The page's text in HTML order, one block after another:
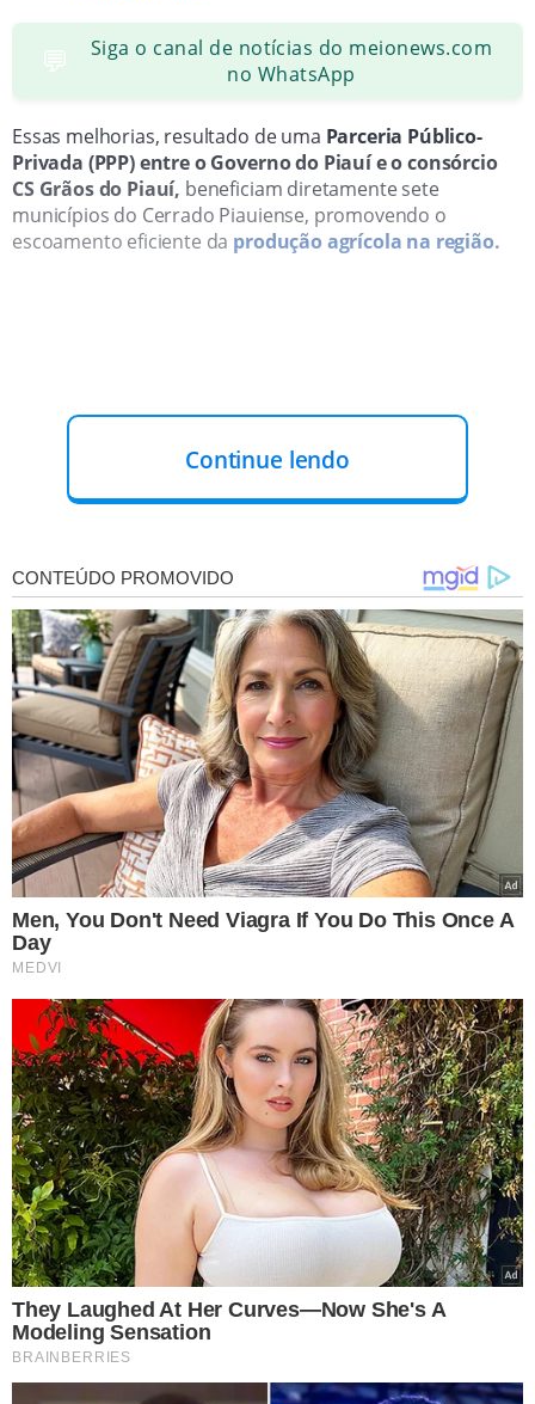
💬
Siga o canal de notícias do meionews.com
no WhatsApp
Essas melhorias, resultado de uma Parceria Público-
Privada (PPP) entre o Governo do Piauí e o consórcio
CS Grãos do Piauí, beneficiam diretamente sete
municípios do Cerrado Piauiense, promovendo o
escoamento eficiente da produção agrícola na região.
RODOVIA:A PPP Transcerrados, pioneira no Nordeste
do Brasil nesse formato, representou um investimento
total de R$ 650.049.692,73, abrangendo 276 km de
extensão. Dos trechos inaugurados, 144 km receberam
pavimentação asfáltica, enquanto 92 km passaram por
serviços de manutenção e conservação. Os 40 km
restantes estão em fase de execução.
A implementação de postos de pedágio ao longo da
rodovia permitiu aoconsórcio Grãos do Piauíoferecer
condições ideais de trafegabilidade, monitoramento
contínuo e manutenção permanente, além de assegurar
assistência aos motoristas que transitam pela região.
Continue lendo